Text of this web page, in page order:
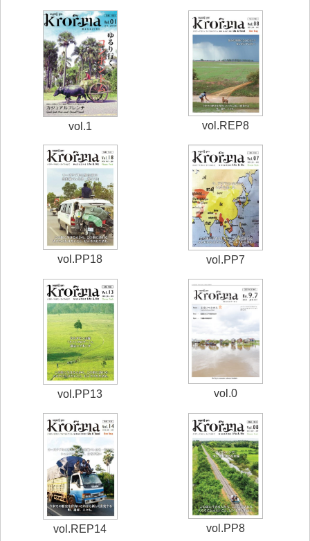
vol.1 vol.REP8
vol.PP18 vol.PP7
vol.PP13 vol.0
vol.REP14 vol.PP8